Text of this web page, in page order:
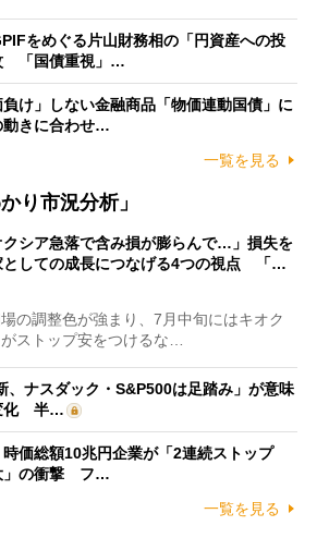
をめぐる片山財務相の「円資産への投
「国債重視」…
け」しない金融商品「物価連動国債」に
きに合わせ…
一覧を見る
り市況分析」
クシア急落で含み損が膨らんで…」損失を
としての成長につなげる4つの視点 「…
の調整色が強まり、7月中旬にはキオク
ストップ安をつけるな…
、ナスダック・S&P500は足踏み」が意味
化 半…
時価総額10兆円企業が「2連続ストップ
」の衝撃 フ…
一覧を見る